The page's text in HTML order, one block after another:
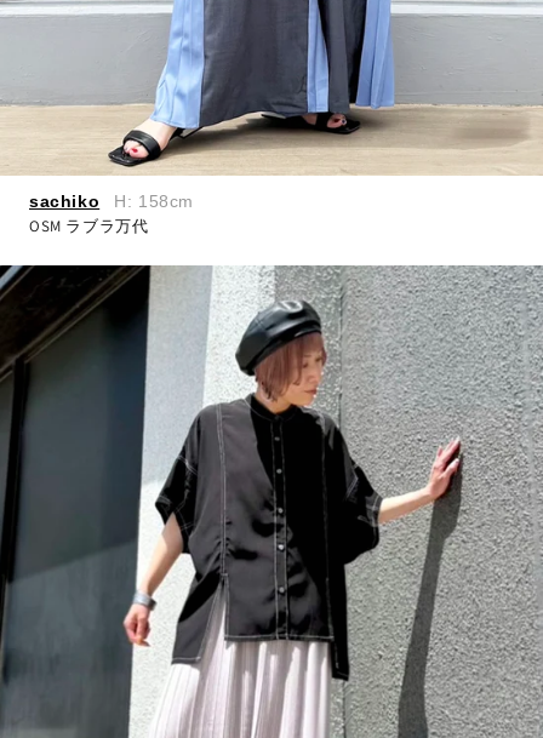
OUTLET
商品動画で探す
Tシャツ・カットソー
カーディガン
ニット
sachiko H: 158cm
OSM ラブラ万代